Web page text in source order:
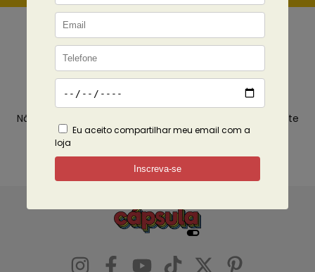
Camisetas
Início Camisetas POR TIPO Cropped
Não temos resultados para sua pesquisa. Por favor, tente
com outros filtros.